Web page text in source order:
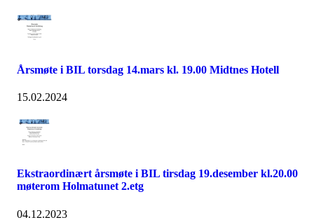
Årsmøte i BIL torsdag 14.mars kl. 19.00 Midtnes Hotell
15.02.2024
Ekstraordinært årsmøte i BIL tirsdag 19.desember kl.20.00
møterom Holmatunet 2.etg
04.12.2023